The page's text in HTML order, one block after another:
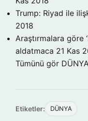
Trump: Riyad ile
2018
Araştırmalara göre
aldatmaca 21 Kas
Tümünü gör
Etiketler: DÜNYA